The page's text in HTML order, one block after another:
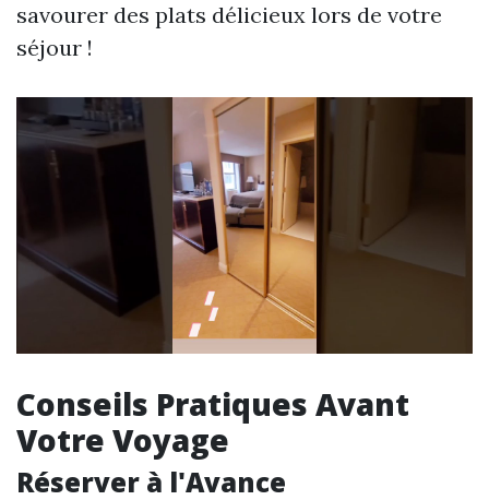
savourer des plats délicieux lors de votre
séjour !
Conseils Pratiques Avant
Votre Voyage
Réserver à l'Avance